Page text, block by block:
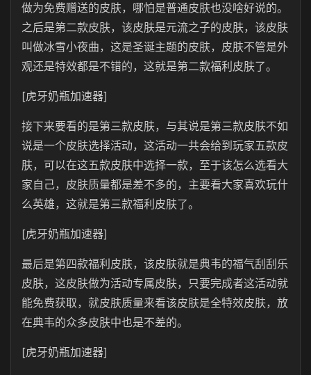
做为免费赠送的皮肤，哪怕是普通皮肤也没啥好说的。
之后是第二款皮肤，该皮肤是元流之子的皮肤，该皮肤
叫做冰雪小夜曲，这是圣诞主题的皮肤，皮肤不管是外
观还是特效都是不错的，这就是第二款福利皮肤了。
[虎牙奶瓶加速器]
接下来要看的是第三款皮肤，与其说是第三款皮肤不如
说是一个皮肤选择活动，这活动一共会给到玩家五款皮
肤，可以在这五款皮肤中选择一款，至于该怎么选看大
家自己，皮肤质量都是差不多的，主要看大家喜欢玩什
么英雄，这就是第三款福利皮肤了。
[虎牙奶瓶加速器]
最后是第四款福利皮肤，该皮肤就是典韦的福气刮刮乐
皮肤，这皮肤做为活动专属皮肤，只要完成者这活动就
能免费获取，就皮肤质量来看该皮肤是全特效皮肤，放
在典韦的众多皮肤中也是不差的。
[虎牙奶瓶加速器]